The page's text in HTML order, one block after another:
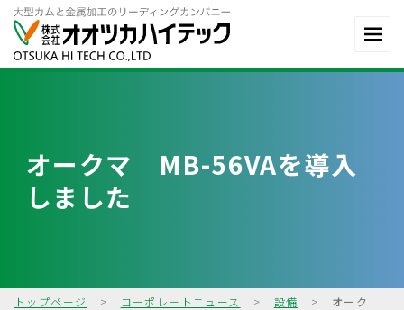
オークマ MB-56VAを導入
しました
トップページ > コーポレートニュース > 設備 >
オーク